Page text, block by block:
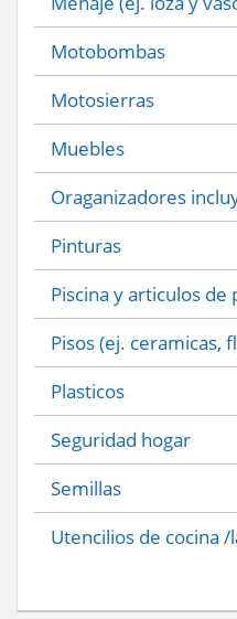
Motobombas
Motosierras
Muebles
Oraganizadores
Pinturas
Piscina y articulos de
Pisos (ej. ceramicas,
Plasticos
Seguridad hogar
Semillas
Utencilios de cocina